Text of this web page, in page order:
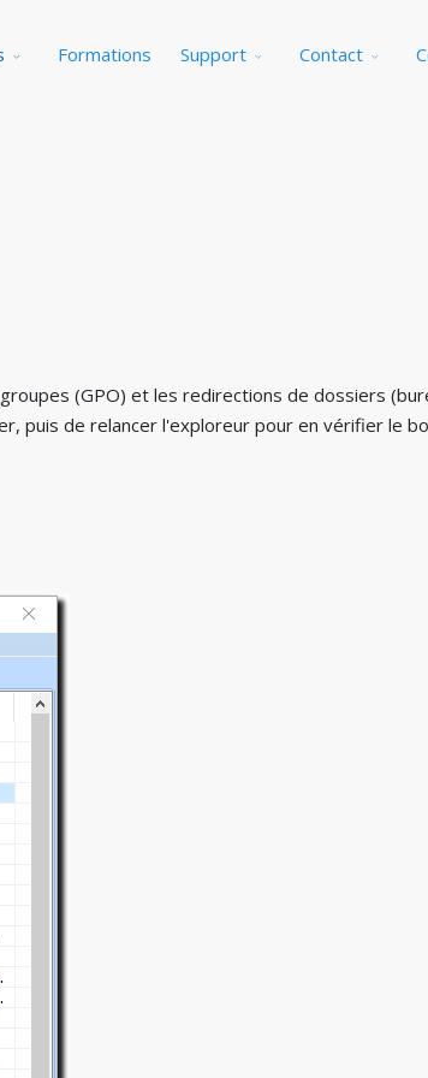
Formations Support Contact
(GPO) et les redirections de dossiers
puis de relancer l'exploreur pour en vérifier le